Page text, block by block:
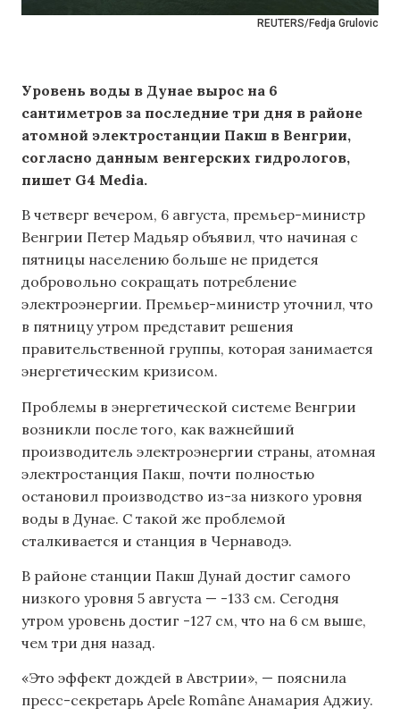
REUTERS/Fedja Grulovic
Уровень воды в Дунае вырос на 6
сантиметров за последние три дня в районе
атомной электростанции Пакш в Венгрии,
согласно данным венгерских гидрологов,
пишет G4 Media.
В четверг вечером, 6 августа, премьер-министр
Венгрии Петер Мадьяр объявил, что начиная с
пятницы населению больше не придется
добровольно сокращать потребление
электроэнергии. Премьер-министр уточнил, что
в пятницу утром представит решения
правительственной группы, которая занимается
энергетическим кризисом.
Проблемы в энергетической системе Венгрии
возникли после того, как важнейший
производитель электроэнергии страны, атомная
электростанция Пакш, почти полностью
остановил производство из-за низкого уровня
воды в Дунае. С такой же проблемой
сталкивается и станция в Чернаводэ.
В районе станции Пакш Дунай достиг самого
низкого уровня 5 августа — -133 см. Сегодня
утром уровень достиг -127 см, что на 6 см выше,
чем три дня назад.
«Это эффект дождей в Австрии», — пояснила
пресс-секретарь Apele Române Анамария Аджиу.